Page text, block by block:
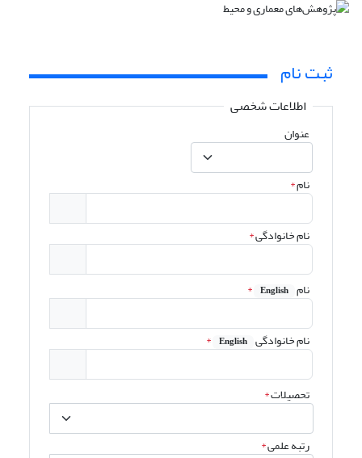
ثبت نام
اطلاعات شخصی
عنوان
نام*
نام خانوادگی*
نام English
*
نام خانوادگی English
*
تحصیلات*
رتبه علمی*